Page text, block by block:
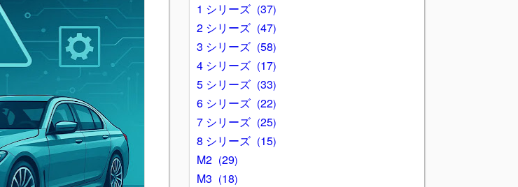
1 シリーズ
37
2 シリーズ
47
3 シリーズ
58
4 シリーズ
17
5 シリーズ
33
6 シリーズ
22
7 シリーズ
25
8 シリーズ
15
M2
29
M3
18